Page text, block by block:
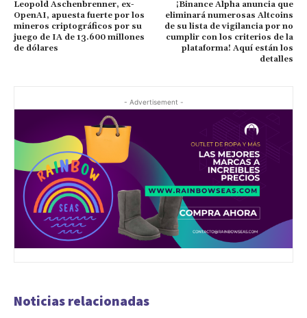
Leopold Aschenbrenner, ex-
OpenAI, apuesta fuerte por los
mineros criptográficos por su
juego de IA de 13.600 millones
de dólares
¡Binance Alpha anuncia que
eliminará numerosas Altcoins
de su lista de vigilancia por no
cumplir con los criterios de la
plataforma! Aquí están los
detalles
- Advertisement -
Noticias relacionadas